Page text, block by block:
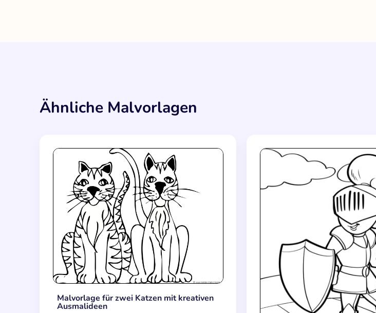
Ähnliche Malvorlagen
Malvorlage für zwei Katzen mit kreativen
Ausmalideen